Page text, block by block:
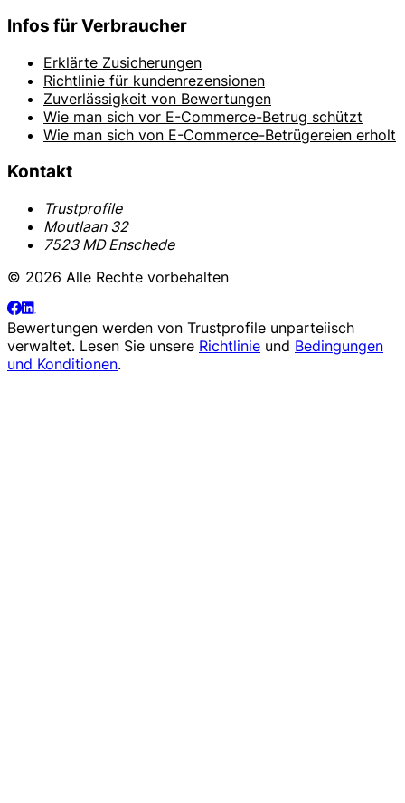
Infos für Verbraucher
Erklärte Zusicherungen
Richtlinie für kundenrezensionen
Zuverlässigkeit von Bewertungen
Wie man sich vor E-Commerce-Betrug schützt
Wie man sich von E-Commerce-Betrügereien erholt
Kontakt
Trustprofile
Moutlaan 32
7523 MD Enschede
© 2026 Alle Rechte vorbehalten
Bewertungen werden von Trustprofile unparteiisch
verwaltet. Lesen Sie unsere Richtlinie und Bedingungen
und Konditionen.